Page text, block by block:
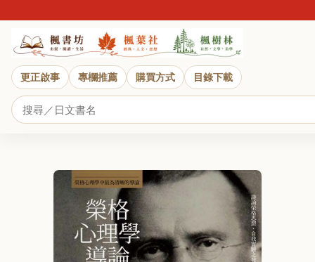
更正啟事 專欄推薦 購買方式 目錄下載